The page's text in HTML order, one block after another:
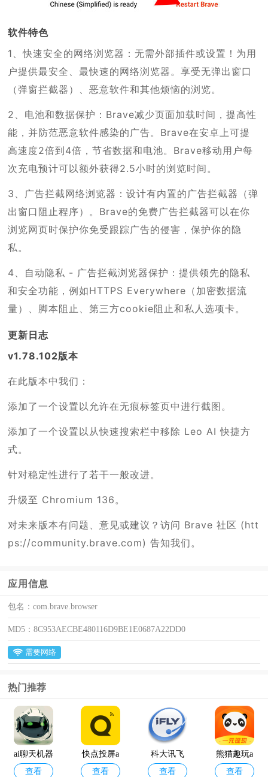
软件特色
1、快速安全的网络浏览器：无需外部插件或设置！为用
户提供最安全、最快速的网络浏览器。享受无弹出窗口
（弹窗拦截器）、恶意软件和其他烦恼的浏览。
2、电池和数据保护：Brave减少页面加载时间，提高性
能，并防范恶意软件感染的广告。Brave在安卓上可提
高速度2倍到4倍，节省数据和电池。Brave移动用户每
次充电预计可以额外获得2.5小时的浏览时间。
3、广告拦截网络浏览器：设计有内置的广告拦截器（弹
出窗口阻止程序）。Brave的免费广告拦截器可以在你
浏览网页时保护你免受跟踪广告的侵害，保护你的隐
私。
4、自动隐私 - 广告拦截浏览器保护：提供领先的隐私
和安全功能，例如HTTPS Everywhere（加密数据流
量）、脚本阻止、第三方cookie阻止和私人选项卡。
更新日志
v1.78.102版本
在此版本中我们：
添加了一个设置以允许在无痕标签页中进行截图。
添加了一个设置以从快速搜索栏中移除 Leo AI 快捷方
式。
针对稳定性进行了若干一般改进。
升级至 Chromium 136。
对未来版本有问题、意见或建议？访问 Brave 社区 (htt
ps://community.brave.com) 告知我们。
应用信息
包名：com.brave.browser
MD5：8C953AECBE480116D9BE1E0687A22DD0
需要网络
热门推荐
ai聊天机器
人
查看
快点投屏a
pp
查看
科大讯飞
语音引擎
查看
熊猫趣玩a
pp官方版
查看